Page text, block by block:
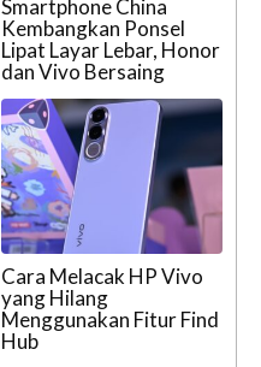
Smartphone China
Kembangkan Ponsel
Lipat Layar Lebar, Honor
dan Vivo Bersaing
Cara Melacak HP Vivo
yang Hilang
Menggunakan Fitur Find
Hub